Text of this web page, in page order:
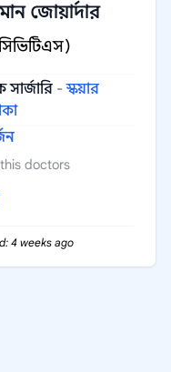
জোয়ার্দার
-স্কয়ার
doctors
4 weeks ago